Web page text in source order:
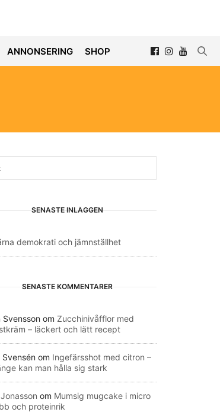
ANNONSERING SHOP
SENASTE INLÄGGEN
demokrati och jämnställhet
SENASTE KOMMENTARER
Svensson om Zucchinivåfflor med
– läckert och lätt recept
Svensén om Ingefärsshot med citron –
kan man hålla sig stark
om Mumsig mugcake i micro
och proteinrik